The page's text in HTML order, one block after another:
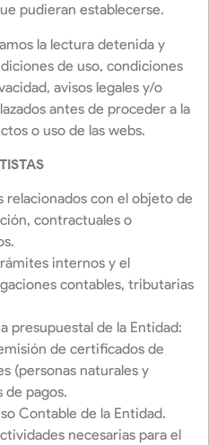
pudieran establecerse.
la lectura detenida y
de uso, condiciones
avisos legales y/o
antes de proceder a la
o uso de las webs.
relacionados con el objeto de
contractuales o
internos y el
contables, tributarias
presupuestal de la Entidad:
de certificados de
(personas naturales y
de pagos.
Contable de la Entidad.
necesarias para el